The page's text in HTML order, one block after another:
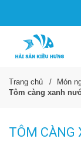
Trang chủ
Món
Tôm càng xanh
TÔM CÀNG